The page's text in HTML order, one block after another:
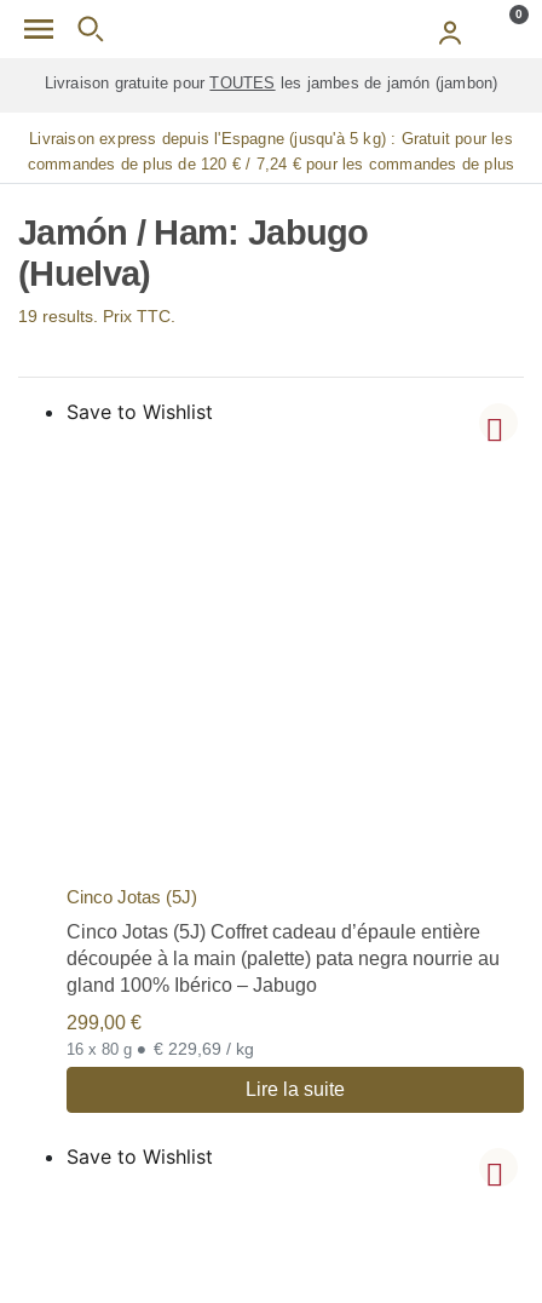
Skip to main content 0
Livraison gratuite pourTOUTES les jambes de jamón (jambon)
Livraison express depuis l'Espagne (jusqu'à 5 kg) : Gratuit pour les
commandes de plus de 120 € / 7,24 € pour les commandes de plus
de 90 € / 14,48 € pour les commandes de plus de 60 € / 21,72 € pour
les commandes de plus de 30 €
Jamón / Ham: Jabugo
(Huelva)
19 results. Prix TTC.
Save to Wishlist
Cinco Jotas (5J)
Cinco Jotas (5J) Coffret cadeau d’épaule entière
découpée à la main (palette) pata negra nourrie au
gland 100% Ibérico – Jabugo
299,00 €
16 x 80 g • € 229,69 / kg
Lire la suite
Save to Wishlist